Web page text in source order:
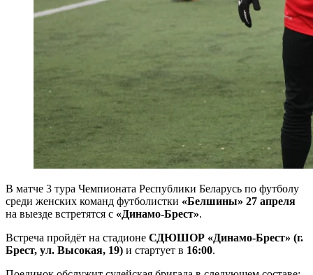
В матче 3 тура Чемпионата Республики Беларусь по футболу
среди женских команд футболистки «Белшины» 27 апреля
на выезде встретятся с «Динамо-Брест».
Встреча пройдёт на стадионе СДЮШОР «Динамо-Брест» (г.
Брест, ул. Высокая, 19) и стартует в 16:00.